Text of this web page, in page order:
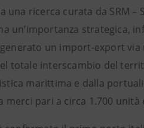
una ricerca curata da SRM
un’importanza strategica,
un import-export
totale interscambio del
marittima e dalla
merci pari a circa 1.700